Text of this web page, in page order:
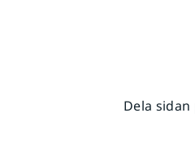
Dela sidan